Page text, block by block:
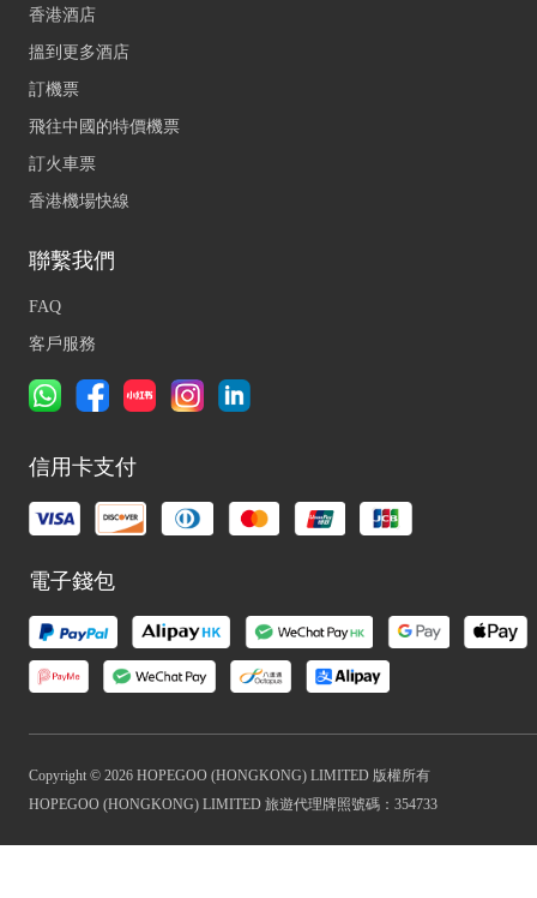
香港酒店
搵到更多酒店
訂機票
飛往中國的特價機票
訂火車票
香港機場快線
聯繫我們
FAQ
客戶服務
信用卡支付
電子錢包
Copyright © 2026 HOPEGOO (HONGKONG) LIMITED 版權所有
HOPEGOO (HONGKONG) LIMITED 旅遊代理牌照號碼：354733